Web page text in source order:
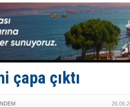
Denizcilik
‘14.
Taksi
TÜRKLİM
SOCAR da
çapa çıktı